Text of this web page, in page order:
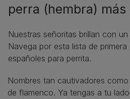
perra (hembra) más
Nuestras señoritas brillan con
Navega por esta lista de
españoles para perrita.
Nombres tan cautivadores
de flamenco. Ya tengas a tu